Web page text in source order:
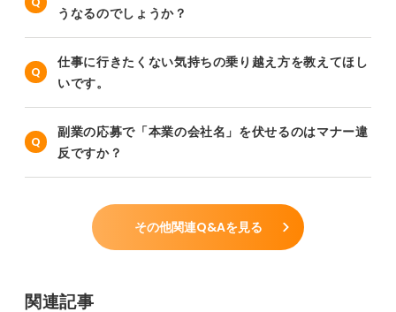
うなるのでしょうか？
仕事に行きたくない気持ちの乗り越え方を教えてほし
いです。
副業の応募で「本業の会社名」を伏せるのはマナー違
反ですか？
その他関連Q&Aを見る
関連記事